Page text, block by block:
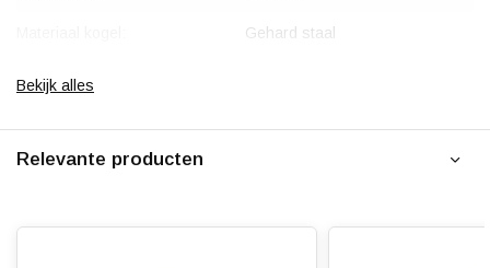
Gehard staal
Materiaal behuizing:
Bekijk alles
Relevante producten